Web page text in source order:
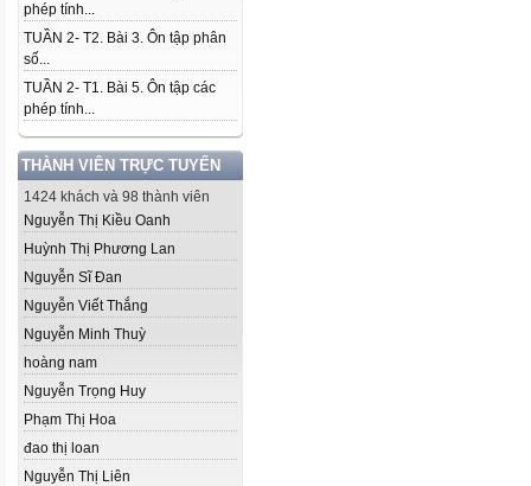
phép tính...
TUẦN 2- T2. Bài 3. Ôn tập phân
số...
TUẦN 2- T1. Bài 5. Ôn tập các
phép tính...
THÀNH VIÊN TRỰC TUYẾN
1424 khách và 98 thành viên
Nguyễn Thị Kiều Oanh
Huỳnh Thị Phương Lan
Nguyễn Sĩ Đan
Nguyễn Viết Thắng
Nguyễn Minh Thuỳ
hoàng nam
Nguyễn Trọng Huy
Phạm Thị Hoa
đao thị loan
Nguyễn Thị Liên